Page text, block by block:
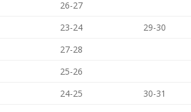
26-27
23-24
29-30
27-28
25-26
24-25
30-31